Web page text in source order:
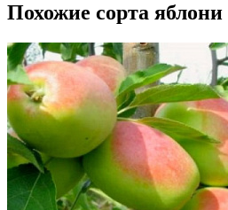
Похожие сорта яблони